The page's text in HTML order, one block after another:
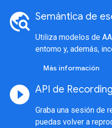
travel_explore Semántica de
Utiliza modelos de
entorno y, además,
Más información
play_circle_filled API de
Graba una sesión de
puedas volver a